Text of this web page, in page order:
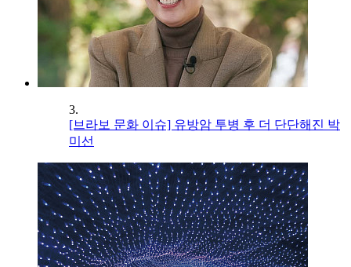
3.
[브라보 문화 이슈] 유방암 투병 후 더 단단해진 박
미선